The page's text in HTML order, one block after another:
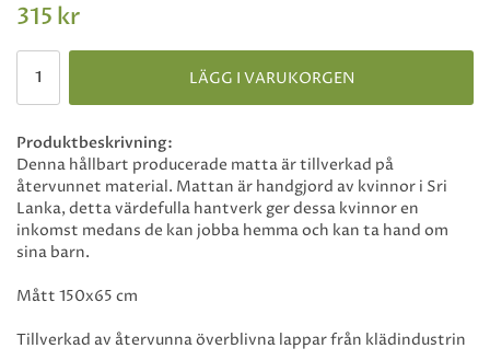
315 kr
LÄGG I VARUKORGEN
Produktbeskrivning:
Denna hållbart producerade matta är tillverkad på
återvunnet material. Mattan är handgjord av kvinnor i Sri
Lanka, detta värdefulla hantverk ger dessa kvinnor en
inkomst medans de kan jobba hemma och kan ta hand om
sina barn.
Mått 150x65 cm
Tillverkad av återvunna överblivna lappar från klädindustrin